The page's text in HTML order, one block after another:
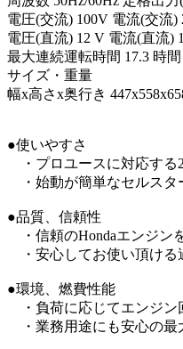
電圧(交流) 100V 電流(交流)
電圧(直流) 12 V 電流(直流)
最大連続運転時間 17.3 時
サイズ・重量
幅x高さx奥行き
●使いやすさ
・プロユースに対応する
・始動が簡単なセルスタ
●品質、信頼性
・信頼のHondaエンジン
・安心してお使い頂ける
●環境、燃費性能
・負荷に応じてエンジン
・業務用途にも安心の最